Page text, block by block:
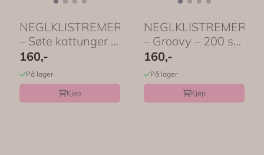
NEGLKLISTREMERKER
– Søte kattunger –
200 stk ...
160,-
På lager
Kjøp
– Groovy – 200 stk
– ...
160,-
På lager
Kjøp